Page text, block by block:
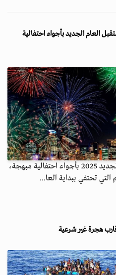
العام الجديد بأجواء احتفالية
استقبلت نيوزيلندا العام الميلادي الجديد 2025 بأجواء احتفالية مبهجة،
تحتفي ببداية العا...
هجرة غير شرعية